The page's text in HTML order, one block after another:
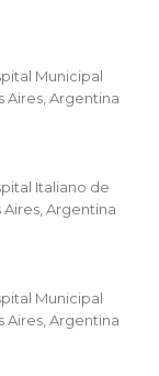
Municipal
Aires, Argentina
Italiano de
Argentina
Municipal
Aires, Argentina